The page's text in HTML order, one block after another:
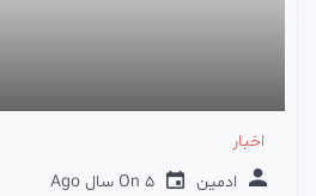
اخبار
ادمین
On 5 سال Ago